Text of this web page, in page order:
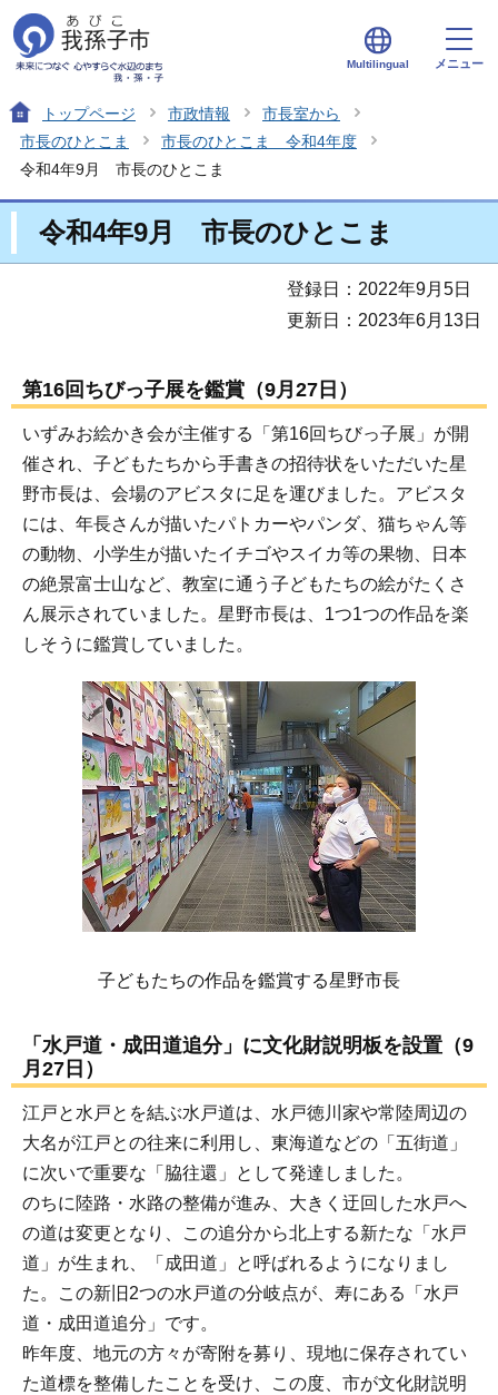
Multilingual メニュー
トップページ 市政情報
市長室から
市長のひとこま
市長のひとこま 令和4年度
令和4年9月 市長のひとこま
令和4年9月 市長のひとこま
登録日：2022年9月5日
更新日：2023年6月13日
第16回ちびっ子展を鑑賞（9月27日）
いずみお絵かき会が主催する「第16回ちびっ子展」が開
催され、子どもたちから手書きの招待状をいただいた星
野市長は、会場のアビスタに足を運びました。アビスタ
には、年長さんが描いたパトカーやパンダ、猫ちゃん等
の動物、小学生が描いたイチゴやスイカ等の果物、日本
の絶景富士山など、教室に通う子どもたちの絵がたくさ
ん展示されていました。星野市長は、1つ1つの作品を楽
しそうに鑑賞していました。
子どもたちの作品を鑑賞する星野市長
「水戸道・成田道追分」に文化財説明板を設置（9
月27日）
江戸と水戸とを結ぶ水戸道は、水戸徳川家や常陸周辺の
大名が江戸との往来に利用し、東海道などの「五街道」
に次いで重要な「脇往還」として発達しました。
のちに陸路・水路の整備が進み、大きく迂回した水戸へ
の道は変更となり、この追分から北上する新たな「水戸
道」が生まれ、「成田道」と呼ばれるようになりまし
た。この新旧2つの水戸道の分岐点が、寿にある「水戸
道・成田道追分」です。
昨年度、地元の方々が寄附を募り、現地に保存されてい
た道標を整備したことを受け、この度、市が文化財説明